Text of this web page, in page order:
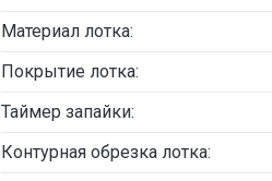
Материал лотка:
Покрытие лотка:
Таймер запайки:
Контурная обрезка лотка: